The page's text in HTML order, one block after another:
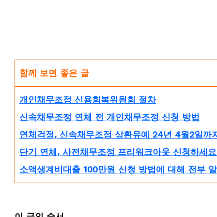
함께 보면 좋은 글
개인채무조정 신용회복위원회 절차
신속채무조정 연체 전 개인채무조정 신청 방법
연체걱정, 신속채무조정 상환유예 24년 4월2일까
단기 연체, 사전채무조정 프리워크아웃 신청하세
소액생계비대출 100만원 신청 방법에 대해 전부